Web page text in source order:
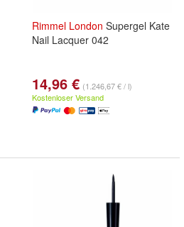
Rimmel London Supergel Kate
Nail Lacquer 042
14,96 € (1.246,67 € / l)
Kostenloser Versand